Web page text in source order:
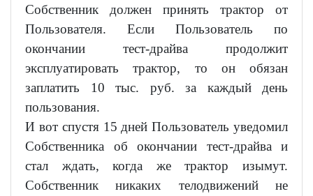
Собственник должен принять трактор от
Пользователя. Если Пользователь по
окончании тест-драйва продолжит
эксплуатировать трактор, то он обязан
заплатить 10 тыс. руб. за каждый день
пользования.
И вот спустя 15 дней Пользователь уведомил
Собственника об окончании тест-драйва и
стал ждать, когда же трактор изымут.
Собственник никаких телодвижений не